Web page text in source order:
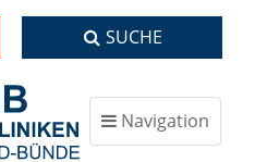
SUCHE
Navigation
ein-/ausblenden